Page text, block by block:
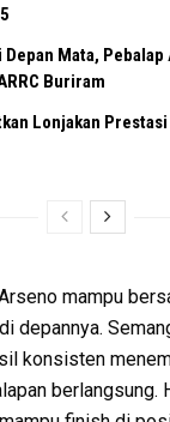
Mata, Pebalap
Buriram
Lonjakan
mampu
depannya.
konsisten
berlangsung.